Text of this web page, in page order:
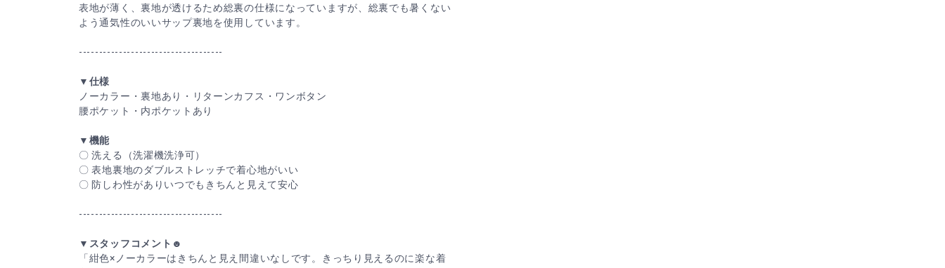
表地が薄く、裏地が透けるため総裏の仕様になっていますが、総裏でも暑くない
よう通気性のいいサップ裏地を使用しています。
------------------------------------
▼仕様
ノーカラー・裏地あり・リターンカフス・ワンボタン
腰ポケット・内ポケットあり
▼機能
〇 洗える（洗濯機洗浄可）
〇 表地裏地のダブルストレッチで着心地がいい
〇 防しわ性がありいつでもきちんと見えて安心
------------------------------------
▼スタッフコメント☻
「紺色×ノーカラーはきちんと見え間違いなしです。きっちり見えるのに楽な着